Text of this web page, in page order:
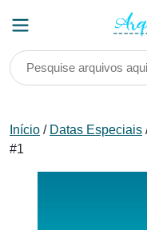
Início / Datas Especiais
#1